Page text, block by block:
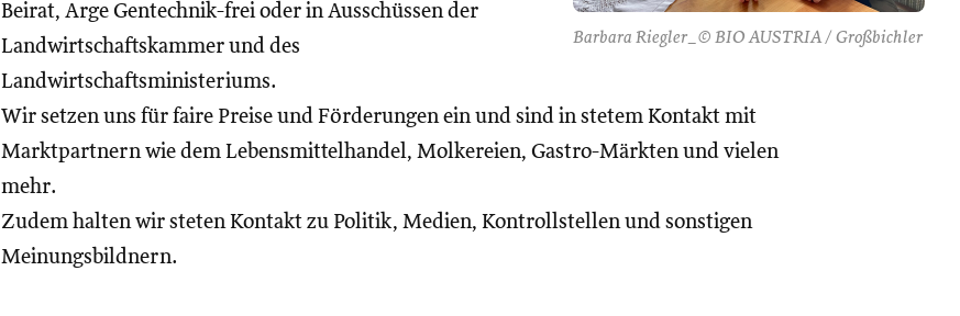
Barbara Riegler_© BIO AUSTRIA / Großbichler
Beirat, Arge Gentechnik-frei oder in Ausschüssen der
Landwirtschaftskammer und des
Landwirtschaftsministeriums.
Wir setzen uns für faire Preise und Förderungen ein und sind in stetem Kontakt mit
Marktpartnern wie dem Lebensmittelhandel, Molkereien, Gastro-Märkten und vielen
mehr.
Zudem halten wir steten Kontakt zu Politik, Medien, Kontrollstellen und sonstigen
Meinungsbildnern.